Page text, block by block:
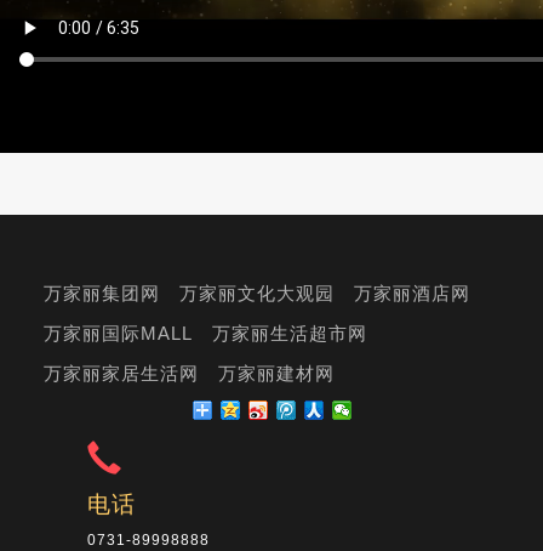
万家丽集团网 万家丽文化大观园
万家丽酒店网
万家丽国际MALL
万家丽生活超市网
万家丽家居生活网
万家丽建材网
电话
0731-89998888